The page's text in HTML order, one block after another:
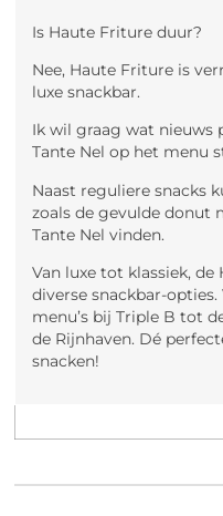
Is Haute Friture duur?
Nee, Haute Friture is
luxe snackbar.
Ik wil graag wat nieuws
Tante Nel op het menu
Naast reguliere snacks
zoals de gevulde donut
Tante Nel vinden.
Van luxe tot klassiek,
diverse snackbar-
menu’s bij Triple B tot
de Rijnhaven. Dé
snacken!